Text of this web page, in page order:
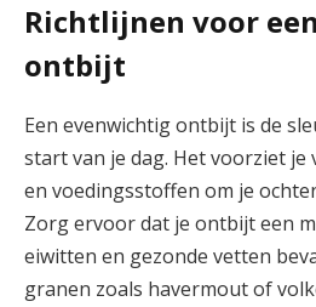
Richtlijnen voor
ontbijt
Een evenwichtig ontbijt is de
start van je dag. Het voorziet je
en voedingsstoffen om je
Zorg ervoor dat je ontbijt een
eiwitten en gezonde vetten
granen zoals havermout of